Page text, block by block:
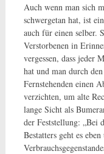
Auch wenn man sich
schwergetan hat, ist
auch für einen selber.
Verstorbenen in
vergessen, dass jeder
hat und man durch
Fernstehenden einen
verzichten, um alte
lange Sicht als
der Feststellung: „Bei
Bestatters geht es